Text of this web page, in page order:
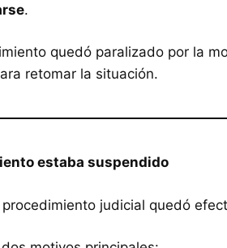
.
quedó paralizado por la
retomar la situación.
estaba suspendido
judicial quedó